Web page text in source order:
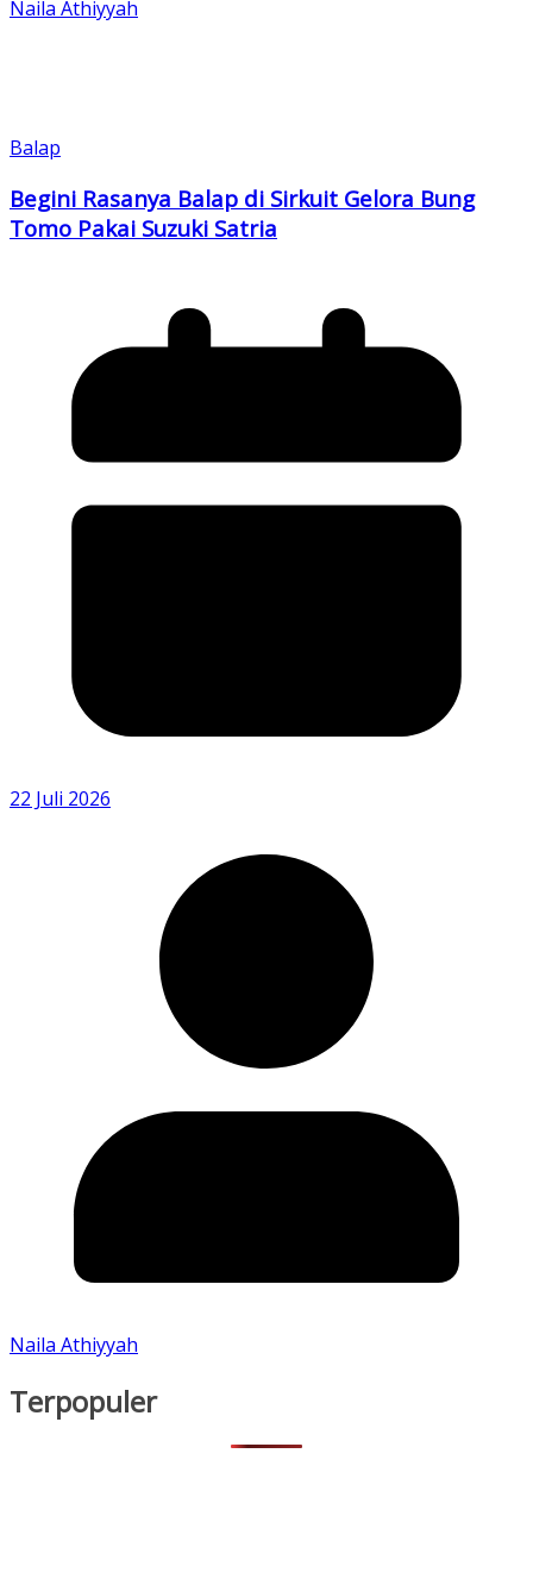
Naila Athiyyah
Balap
Begini Rasanya Balap di Sirkuit Gelora Bung
Tomo Pakai Suzuki Satria
22 Juli 2026
Naila Athiyyah
Terpopuler